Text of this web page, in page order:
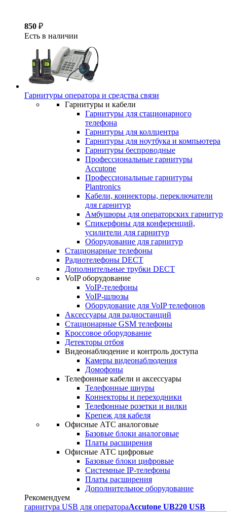
850 ₽
Есть в наличии
Гарнитуры оператора и средства связи
Гарнитуры и кабели
Гарнитуры для стационарного
телефона
Гарнитуры для коллцентра
Гарнитуры для ноутбука и компьютера
Гарнитуры беспроводные
Профессиональные гарнитуры
Accutone
Профессиональные гарнитуры
Plantronics
Кабели, коннекторы, переключатели
для гарнитур
Амбушюры для операторских гарнитур
Cпикерфоны для конференций,
усилители для гарнитур
Оборудование для гарнитур
Стационарные телефоны
Радиотелефоны DECT
Дополнительные трубки DECT
VoIP оборудование
VoIP-телефоны
VoIP-шлюзы
Оборудование для VoIP телефонов
Аксессуары для радиостанций
Стационарные GSM телефоны
Кроссовое оборудование
Детекторы отбоя
Видеонаблюдение и контроль доступа
Камеры видеонаблюдения
Домофоны
Телефонные кабели и аксессуары
Телефонные шнуры
Коннекторы и переходники
Телефонные розетки и вилки
Крепеж для кабеля
Офисные АТС аналоговые
Базовые блоки аналоговые
Платы расширения
Офисные АТС цифровые
Базовые блоки цифровые
Системные IP-телефоны
Платы расширения
Дополнительное оборудование
Рекомендуем
гарнитура USB для оператораAccutone UB220 USB